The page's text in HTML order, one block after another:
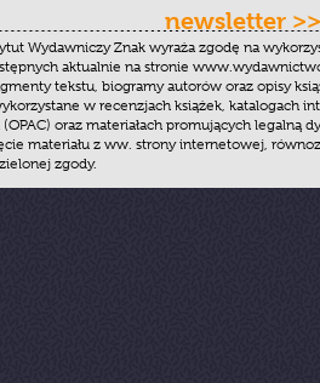
newsletter >>
Wydawniczy Znak wyraża zgodę na
aktualnie na stronie
tekstu, biogramy autorów oraz opisy
w recenzjach książek, katalogach
oraz materiałach promujących legalną
materiału z ww. strony internetowej,
zgody.